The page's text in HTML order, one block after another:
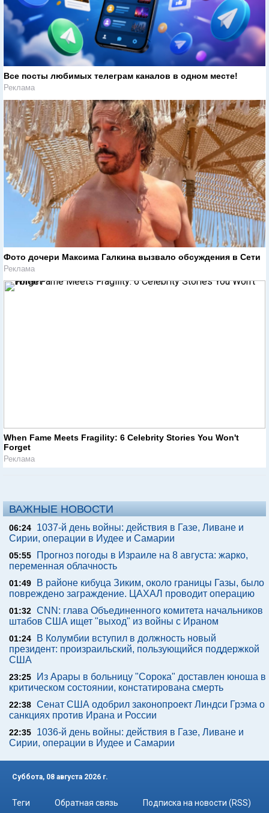
Все посты любимых телеграм каналов в одном месте!
Реклама
Фото дочери Максима Галкина вызвало обсуждения в Сети
Реклама
When Fame Meets Fragility: 6 Celebrity Stories You Won't
Forget
Реклама
ВАЖНЫЕ НОВОСТИ
06:24
1037-й день войны: действия в Газе, Ливане и
Сирии, операции в Иудее и Самарии
05:55
Прогноз погоды в Израиле на 8 августа: жарко,
переменная облачность
01:49
В районе кибуца Зиким, около границы Газы, было
повреждено заграждение. ЦАХАЛ проводит операцию
01:32 CNN: глава Объединенного комитета начальников
штабов США ищет "выход" из войны с Ираном
01:24
В Колумбии вступил в должность новый
президент: произраильский, пользующийся поддержкой
США
23:25
Из Арары в больницу "Сорока" доставлен юноша в
критическом состоянии, констатирована смерть
22:38 Сенат США одобрил законопроект Линдси Грэма о
санкциях против Ирана и России
22:35
1036-й день войны: действия в Газе, Ливане и
Сирии, операции в Иудее и Самарии
Суббота, 08 августа 2026 г.
Теги Обратная связь Подписка на новости (RSS)